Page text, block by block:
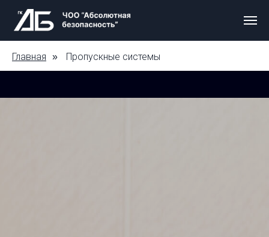
Главная » Пропускные системы